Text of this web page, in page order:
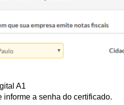
A1
informe a senha do certificado.